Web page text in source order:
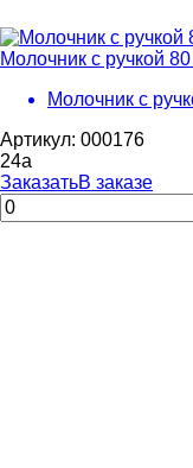
Молочник с ручкой
Молочник с
Артикул: 000176
24a
ЗаказатьВ заказе